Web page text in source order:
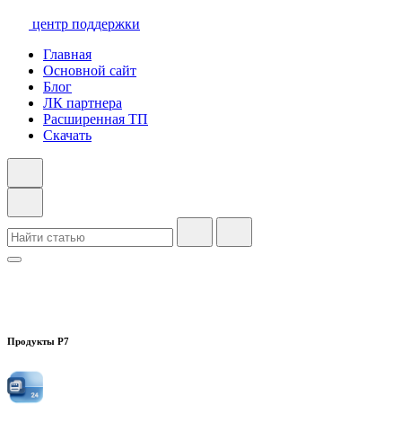
центр поддержки
Главная
Основной сайт
Блог
ЛК партнера
Расширенная ТП
Скачать
Продукты Р7